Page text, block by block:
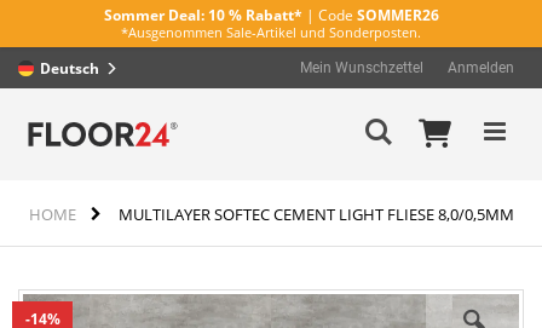
Sommer Deal: 10 % Rabatt* | Code SOMMER26
*Ausgenommen Sale-Artikel und Sonderposten.
Mein
Mein Wunschzettel Anmelden
Suche
HOME MULTILAYER SOFTEC CEMENT LIGHT FLIESE 8,0/0,5MM
Zum
Ende
14%
Deutsch